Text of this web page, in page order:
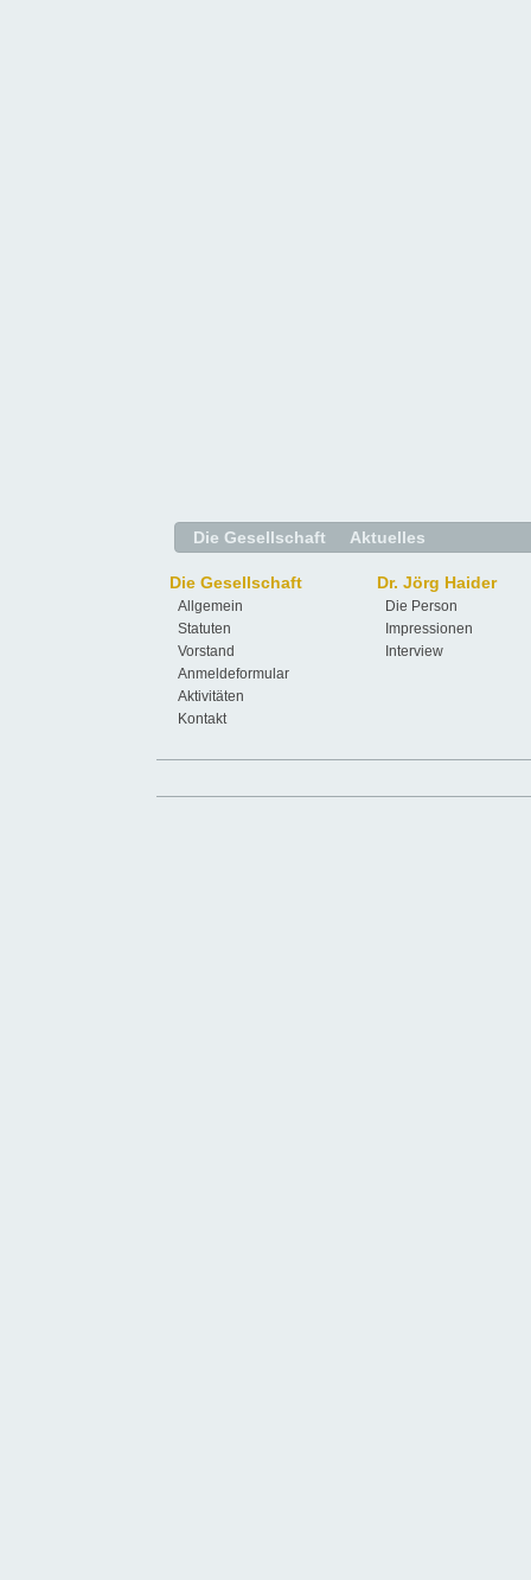
Die Gesellschaft Aktuelles
Die Gesellschaft
Allgemein
Statuten
Vorstand
Anmeldeformular
Aktivitäten
Kontakt
Dr. Jörg Haider
Die Person
Impressionen
Interview